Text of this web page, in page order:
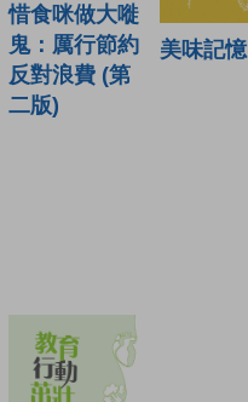
惜食咪做大嘥
鬼：厲行節約
反對浪費 (第
二版)
美味記憶